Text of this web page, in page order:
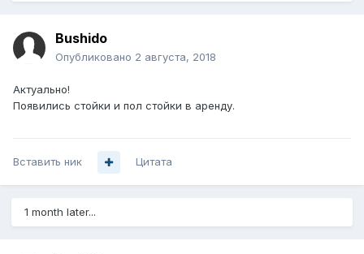
Bushido
Опубликовано 2 августа, 2018
Актуально!
Появились стойки и пол стойки в аренду.
Вставить ник Цитата
1 month later...